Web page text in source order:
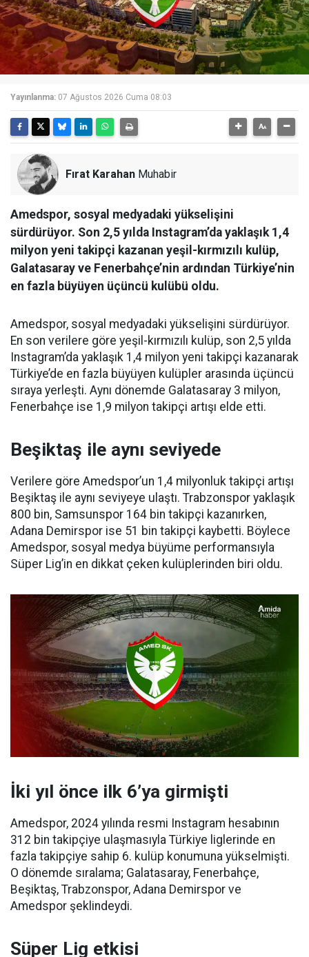
Yayınlanma: 07 Ağustos 2026 Cuma 08:03
Fırat Karahan Muhabir
Amedspor, sosyal medyadaki yükselişini
sürdürüyor. Son 2,5 yılda Instagram’da yaklaşık 1,4
milyon yeni takipçi kazanan yeşil-kırmızılı kulüp,
Galatasaray ve Fenerbahçe’nin ardından Türkiye’nin
en fazla büyüyen üçüncü kulübü oldu.
Amedspor, sosyal medyadaki yükselişini sürdürüyor.
En son verilere göre yeşil-kırmızılı kulüp, son 2,5 yılda
Instagram’da yaklaşık 1,4 milyon yeni takipçi kazanarak
Türkiye’de en fazla büyüyen kulüpler arasında üçüncü
sıraya yerleşti. Aynı dönemde Galatasaray 3 milyon,
Fenerbahçe ise 1,9 milyon takipçi artışı elde etti.
Beşiktaş ile aynı seviyede
Verilere göre Amedspor’un 1,4 milyonluk takipçi artışı
Beşiktaş ile aynı seviyeye ulaştı. Trabzonspor yaklaşık
800 bin, Samsunspor 164 bin takipçi kazanırken,
Adana Demirspor ise 51 bin takipçi kaybetti. Böylece
Amedspor, sosyal medya büyüme performansıyla
Süper Lig’in en dikkat çeken kulüplerinden biri oldu.
İki yıl önce ilk 6’ya girmişti
Amedspor, 2024 yılında resmi Instagram hesabının
312 bin takipçiye ulaşmasıyla Türkiye liglerinde en
fazla takipçiye sahip 6. kulüp konumuna yükselmişti.
O dönemde sıralama; Galatasaray, Fenerbahçe,
Beşiktaş, Trabzonspor, Adana Demirspor ve
Amedspor şeklindeydi.
Süper Lig etkisi